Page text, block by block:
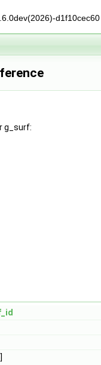
d1f10cec60
g_surf: